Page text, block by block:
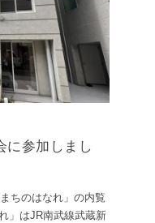
に参加しまし
ちのはなれ」の内覧
」はJR南武線武蔵新